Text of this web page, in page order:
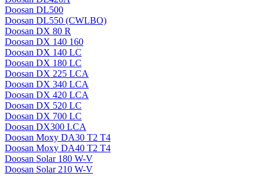
Doosan DL500
Doosan DL550 (CWLBO)
Doosan DX 80 R
Doosan DX 140 160
Doosan DX 140 LC
Doosan DX 180 LC
Doosan DX 225 LCA
Doosan DX 340 LCA
Doosan DX 420 LCA
Doosan DX 520 LC
Doosan DX 700 LC
Doosan DX300 LCA
Doosan Moxy DA30 T2 T4
Doosan Moxy DA40 T2 T4
Doosan Solar 180 W-V
Doosan Solar 210 W-V